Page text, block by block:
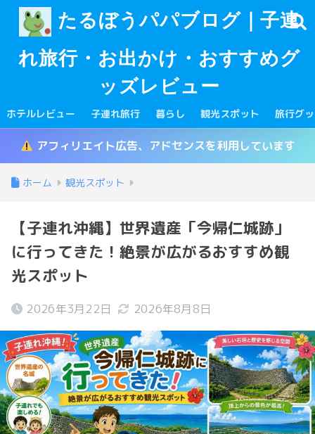
たるぼうパパブログ｜子連
れ旅行・お出かけ・おすすめグ
ッズレビュー
ホテルレビュー 子連れ旅行 暮らし 観光スポット 旅行グ
アフィリエイト広告、アドセンスを利用しています
ホーム 観光スポット
【子連れ沖縄】世界遺産「今帰仁城跡」
に行ってきた！絶景が広がるおすすめ観
光スポット
2026年3月22日 2026年8月8日